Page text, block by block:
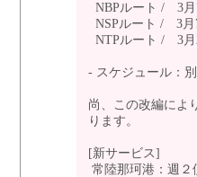
NBPルート / 3月
NSPルート / 3月
NTPルート / 3月
- スケジュール：
尚、この改編によ
ります。
[新サービス]
常陸那珂港：週２